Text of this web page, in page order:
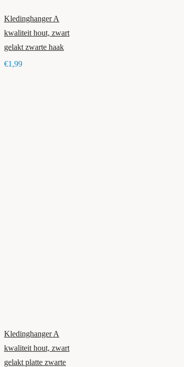
Kledinghanger A
kwaliteit hout, zwart
gelakt zwarte haak
€1,99
Kledinghanger A
kwaliteit hout, zwart
gelakt platte zwarte